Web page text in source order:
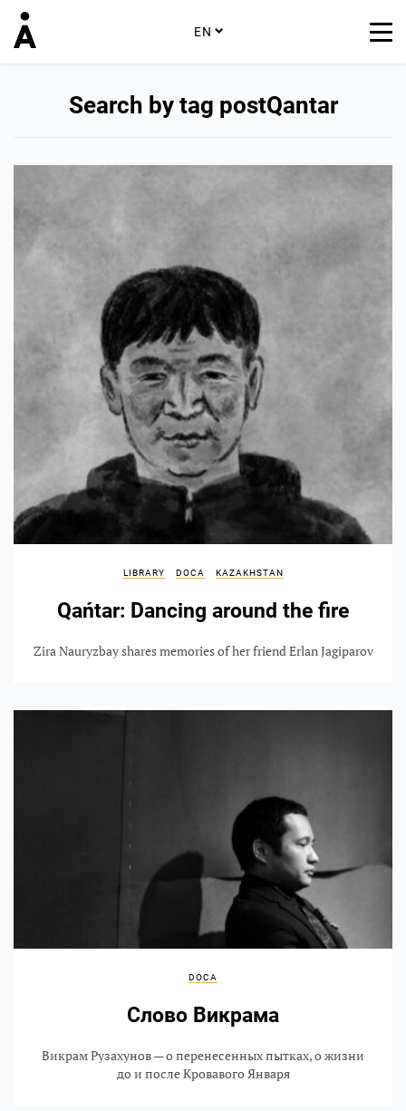
EN
Search by tag postQantar
LIBRARY DOCA KAZAKHSTAN
Qańtar: Dancing around the fire
Zira Nauryzbay shares memories of her friend Erlan Jagiparov
DOCA
Слово Викрама
Викрам Рузахунов — о перенесенных пытках, о жизни
до и после Кровавого Января